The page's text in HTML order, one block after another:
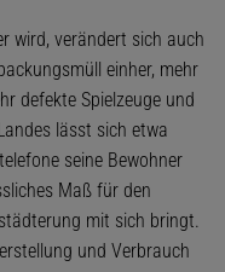
wird, verändert sich auch
einher, mehr
defekte Spielzeuge und
lässt sich etwa
seine Bewohner
Maß für den
mit sich bringt.
und Verbrauch